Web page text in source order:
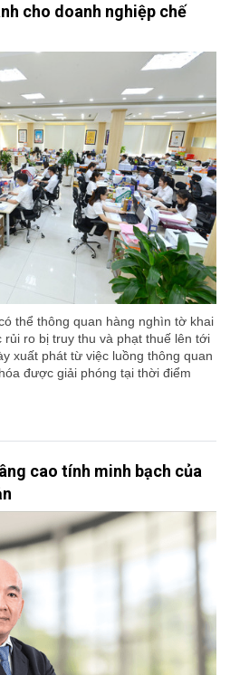
cho doanh nghiệp chế
thể thông quan hàng nghìn tờ khai
ro bị truy thu và phạt thuế lên tới
xuất phát từ việc luồng thông quan
được giải phóng tại thời điểm
cao tính minh bạch của